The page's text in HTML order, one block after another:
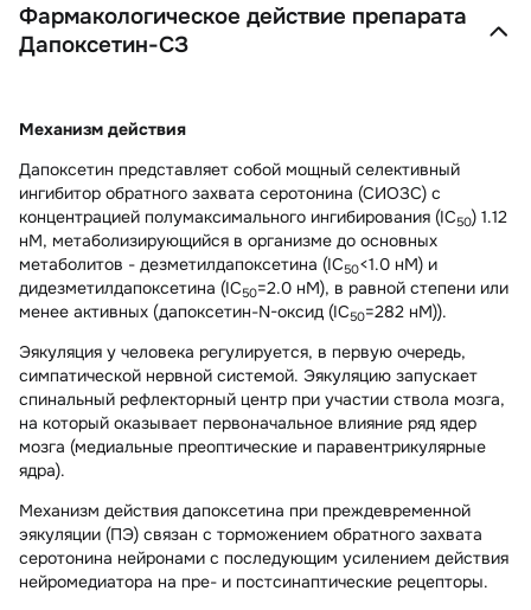
Фармакологическое действие препарата
Дапоксетин-СЗ
Механизм действия
Дапоксетин представляет собой мощный селективный
ингибитор обратного захвата серотонина (СИОЗС) с
концентрацией полумаксимального ингибирования (IC50) 1.12
нМ, метаболизирующийся в организме до основных
метаболитов - дезметилдапоксетина (IC50<1.0 нМ) и
дидезметилдапоксетина (IC50=2.0 нМ), в равной степени или
менее активных (дапоксетин-N-оксид (IC50=282 нМ)).
Эякуляция у человека регулируется, в первую очередь,
симпатической нервной системой. Эякуляцию запускает
спинальный рефлекторный центр при участии ствола мозга,
на который оказывает первоначальное влияние ряд ядер
мозга (медиальные преоптические и паравентрикулярные
ядра).
Механизм действия дапоксетина при преждевременной
эякуляции (ПЭ) связан с торможением обратного захвата
серотонина нейронами с последующим усилением действия
нейромедиатора на пре- и постсинаптические рецепторы.